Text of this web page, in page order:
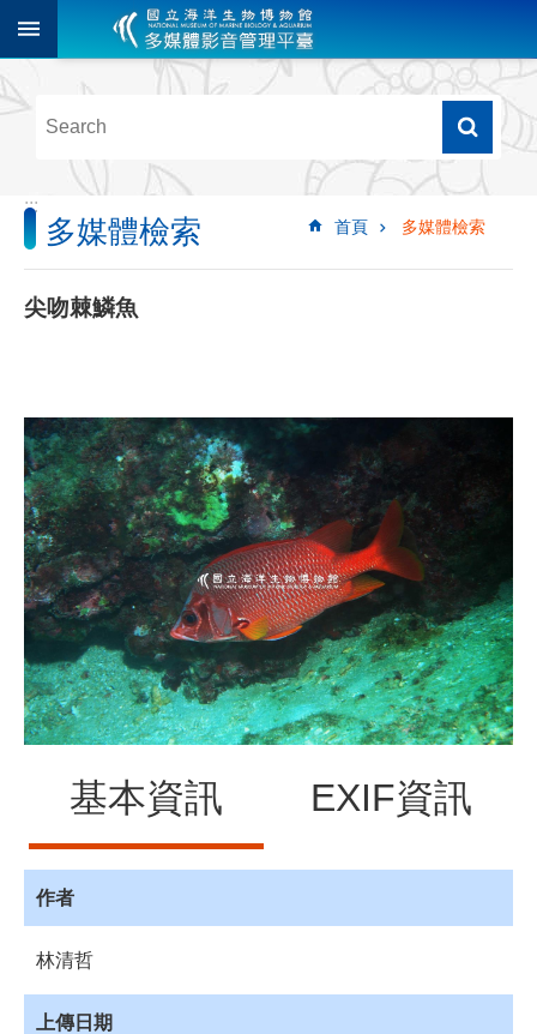
跳到主要內容區塊
階
尋
多
媒
體
檢
像
影
音
音
源
訊
息
發
布
諮
詢
會
員
專
:::
首頁 多媒體檢索
多媒體檢索
尖吻棘鱗魚
基本資訊 EXIF資訊
作者
林清哲
上傳日期